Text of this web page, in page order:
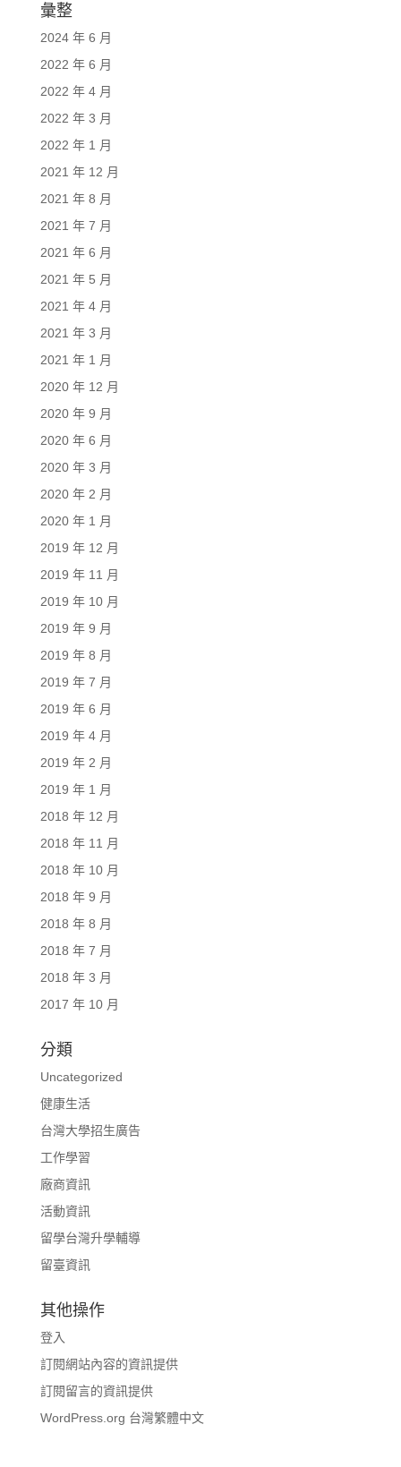
彙整
2024 年 6 月
2022 年 6 月
2022 年 4 月
2022 年 3 月
2022 年 1 月
2021 年 12 月
2021 年 8 月
2021 年 7 月
2021 年 6 月
2021 年 5 月
2021 年 4 月
2021 年 3 月
2021 年 1 月
2020 年 12 月
2020 年 9 月
2020 年 6 月
2020 年 3 月
2020 年 2 月
2020 年 1 月
2019 年 12 月
2019 年 11 月
2019 年 10 月
2019 年 9 月
2019 年 8 月
2019 年 7 月
2019 年 6 月
2019 年 4 月
2019 年 2 月
2019 年 1 月
2018 年 12 月
2018 年 11 月
2018 年 10 月
2018 年 9 月
2018 年 8 月
2018 年 7 月
2018 年 3 月
2017 年 10 月
分類
Uncategorized
健康生活
台灣大學招生廣告
工作學習
廠商資訊
活動資訊
留學台灣升學輔導
留臺資訊
其他操作
登入
訂閱網站內容的資訊提供
訂閱留言的資訊提供
WordPress.org 台灣繁體中文